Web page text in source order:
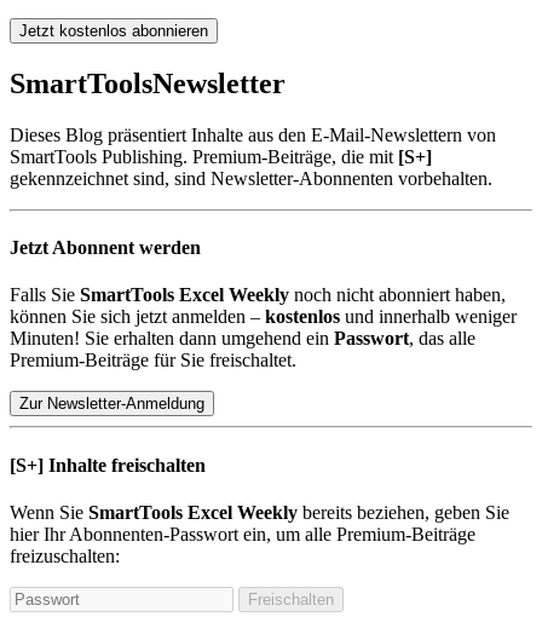
Jetzt kostenlos abonnieren
SmartToolsNewsletter
Dieses Blog präsentiert Inhalte aus den E-Mail-Newslettern von
SmartTools Publishing. Premium-Beiträge, die mit [S+]
gekennzeichnet sind, sind Newsletter-Abonnenten vorbehalten.
Jetzt Abonnent werden
Falls Sie SmartTools Excel Weekly noch nicht abonniert haben,
können Sie sich jetzt anmelden – kostenlos und innerhalb weniger
Minuten! Sie erhalten dann umgehend ein Passwort, das alle
Premium-Beiträge für Sie freischaltet.
Zur Newsletter-Anmeldung
[S+] Inhalte freischalten
Wenn Sie SmartTools Excel Weekly bereits beziehen, geben Sie
hier Ihr Abonnenten-Passwort ein, um alle Premium-Beiträge
freizuschalten:
Freischalten